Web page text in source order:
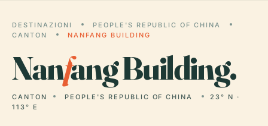
DESTINAZIONI
PEOPLE'S REPUBLIC OF CHINA
CANTON
NANFANG BUILDING
Nanfang Building.
CANTON PEOPLE'S REPUBLIC OF CHINA
23° N ·
113° E